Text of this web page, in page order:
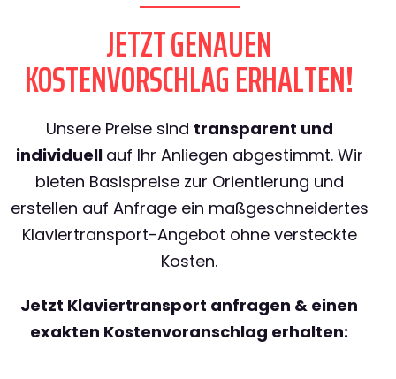
JETZT GENAUEN
KOSTENVORSCHLAG ERHALTEN!
Unsere Preise sind transparent und
individuell auf Ihr Anliegen abgestimmt. Wir
bieten Basispreise zur Orientierung und
erstellen auf Anfrage ein maßgeschneidertes
Klaviertransport-Angebot ohne versteckte
Kosten.
Jetzt Klaviertransport anfragen & einen
exakten Kostenvoranschlag erhalten: